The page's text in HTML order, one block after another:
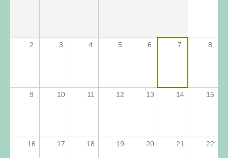
Nacional de
Sociais
do Rio de
Janeiro
2 3 4 5 6 7 8
9 10 11 12 13 14 15
16 17 18 19 20 21 22